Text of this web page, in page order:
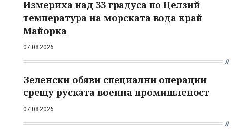
Измериха над 33 градуса по Целзий
температура на морската вода край
Майорка
07.08.2026
Зеленски обяви специални операции
срещу руската военна промишленост
07.08.2026